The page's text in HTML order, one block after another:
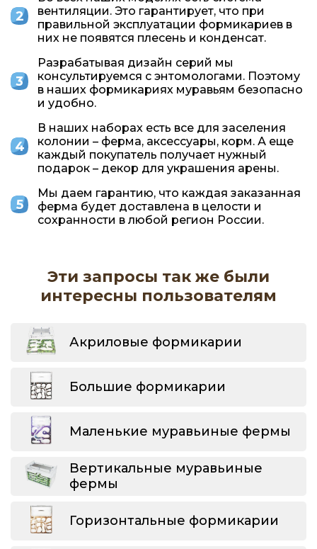
вентиляции. Это гарантирует, что при
правильной эксплуатации формикариев в
них не появятся плесень и конденсат.
Разрабатывая дизайн серий мы
консультируемся с энтомологами. Поэтому
в наших формикариях муравьям безопасно
и удобно.
В наших наборах есть все для заселения
колонии – ферма, аксессуары, корм. А еще
каждый покупатель получает нужный
подарок – декор для украшения арены.
Мы даем гарантию, что каждая заказанная
ферма будет доставлена в целости и
сохранности в любой регион России.
Эти запросы так же были
интересны пользователям
Акриловые формикарии
Большие формикарии
Маленькие муравьиные фермы
Вертикальные муравьиные
фермы
Горизонтальные формикарии